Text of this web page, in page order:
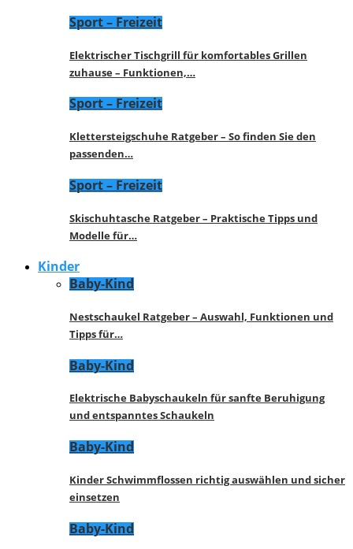
Sport – Freizeit
Elektrischer Tischgrill für komfortables Grillen
zuhause – Funktionen,…
Sport – Freizeit
Klettersteigschuhe Ratgeber – So finden Sie den
passenden…
Sport – Freizeit
Skischuhtasche Ratgeber – Praktische Tipps und
Modelle für…
Kinder
Baby-Kind
Nestschaukel Ratgeber – Auswahl, Funktionen und
Tipps für…
Baby-Kind
Elektrische Babyschaukeln für sanfte Beruhigung
und entspanntes Schaukeln
Baby-Kind
Kinder Schwimmflossen richtig auswählen und sicher
einsetzen
Baby-Kind